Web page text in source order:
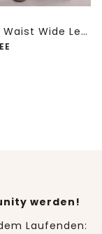
7/8 High Waist Wide Leg Jeans im Loose Fit
werden!
Laufenden: